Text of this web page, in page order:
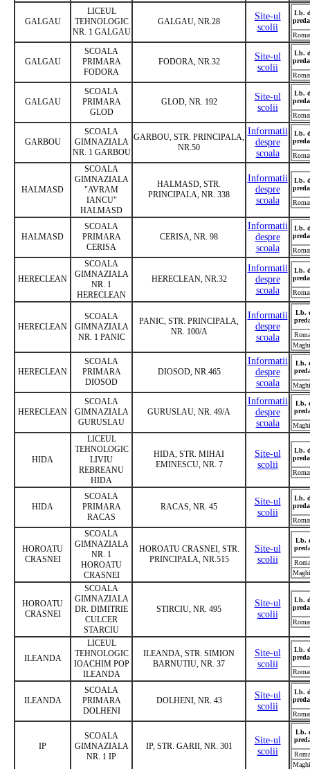
GALGAU
LICEUL
TEHNOLOGIC
NR. 1 GALGAU
GALGAU, NR.28
Site-ul
scolii
Lb.
GALGAU
SCOALA
PRIMARA
FODORA
FODORA, NR.32
Site-ul
scolii
Lb.
GALGAU
SCOALA
PRIMARA
GLOD
GLOD, NR. 192
Site-ul
scolii
Lb.
GARBOU
SCOALA
GIMNAZIALA
NR. 1 GARBOU
GARBOU, STR. PRINCIPALA,
NR.50
Informatii
despre
scoala
Lb.
HALMASD
SCOALA
GIMNAZIALA
"AVRAM
IANCU"
HALMASD
HALMASD, STR.
PRINCIPALA, NR. 338
Informatii
despre
scoala
Lb.
HALMASD
SCOALA
PRIMARA
CERISA
CERISA, NR. 98
Informatii
despre
scoala
Lb.
HERECLEAN
SCOALA
GIMNAZIALA
NR. 1
HERECLEAN
HERECLEAN, NR.32
Informatii
despre
scoala
Lb.
HERECLEAN
SCOALA
GIMNAZIALA
NR. 1 PANIC
PANIC, STR. PRINCIPALA,
NR. 100/A
Informatii
despre
scoala
Lb.
HERECLEAN
SCOALA
PRIMARA
DIOSOD
DIOSOD, NR.465
Informatii
despre
scoala
Lb.
HERECLEAN
SCOALA
GIMNAZIALA
GURUSLAU
GURUSLAU, NR. 49/A
Informatii
despre
scoala
Lb.
HIDA
LICEUL
TEHNOLOGIC
LIVIU
REBREANU
HIDA
HIDA, STR. MIHAI
EMINESCU, NR. 7
Site-ul
scolii
Lb.
HIDA
SCOALA
PRIMARA
RACAS
RACAS, NR. 45
Site-ul
scolii
Lb.
HOROATU
CRASNEI
SCOALA
GIMNAZIALA
NR. 1
HOROATU
CRASNEI
HOROATU CRASNEI, STR.
PRINCIPALA, NR.515
Site-ul
scolii
Lb.
HOROATU
CRASNEI
SCOALA
GIMNAZIALA
DR. DIMITRIE
CULCER
STARCIU
STIRCIU, NR. 495
Site-ul
scolii
Lb.
ILEANDA
LICEUL
TEHNOLOGIC
IOACHIM POP
ILEANDA
ILEANDA, STR. SIMION
BARNUTIU, NR. 37
Site-ul
scolii
Lb.
ILEANDA
SCOALA
PRIMARA
DOLHENI
DOLHENI, NR. 43
Site-ul
scolii
Lb.
IP
SCOALA
GIMNAZIALA
NR. 1 IP
IP, STR. GARII, NR. 301
Site-ul
scolii
Lb.